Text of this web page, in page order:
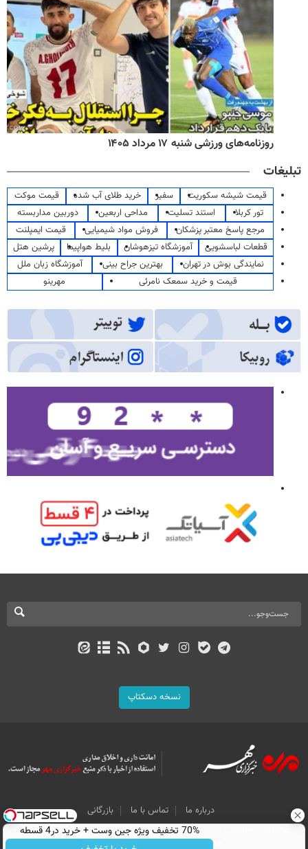
روزنامه‌های ورزشی شنبه ۱۷ مرداد ۱۴۰۵
تبلیغات
قیمت شیشه سکوریت سفیر خرید طلای آب شده
قیمت موکت
تور کربلا
استند تسلیت مداحی اربعین
دوربین مداربسته
مرجع پاسخ معتبر پزشکان
فروش مواد شیمیایی
قیمت ایمپلنت
قطعات لباسشویی
آموزشگاه تیزهوشان بلیط هواپیما
پرشین هتل
نمایندگی بوش در تهران
بهترین جراح بینی
آموزشگاه زبان ملل
قیمت و خرید سمعک نامرئی
مهرینو
نسخه دسکتاپ
درباره ما تماس با ما
بازرگانی
All Content by Mehr News Agency is licensed under a Creative Commons
Attribution 4.0 International License.
70% تخفیف ویژه جین وست + خرید در4 قسطه